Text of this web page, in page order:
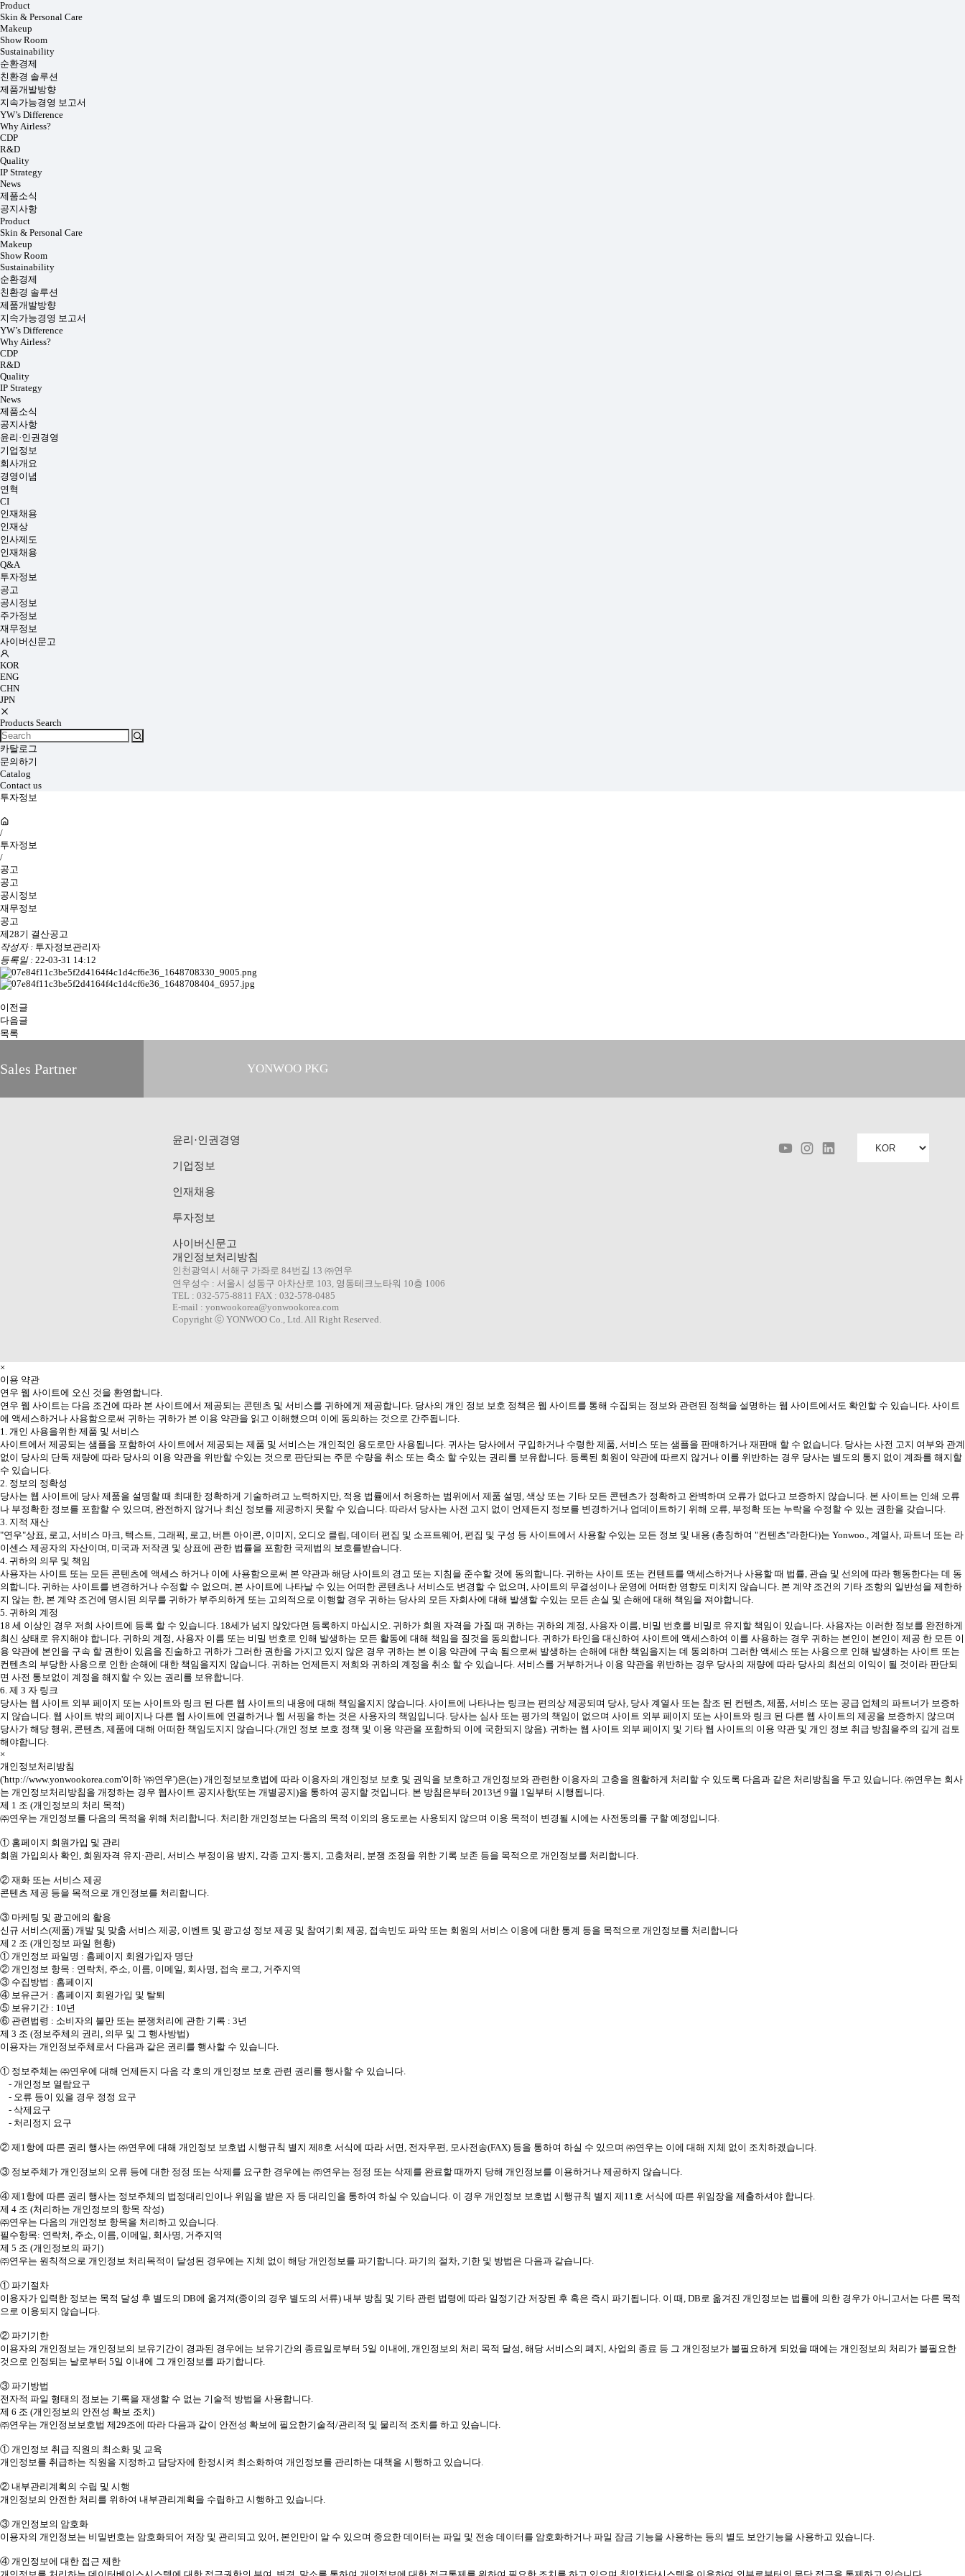
Product
Skin & Personal Care
Makeup
Show Room
Sustainability
순환경제
친환경 솔루션
제품개발방향
지속가능경영 보고서
YW’s Difference
Why Airless?
CDP
R&D
Quality
IP Strategy
News
제품소식
공지사항
Product
Skin & Personal Care
Makeup
Show Room
Sustainability
순환경제
친환경 솔루션
제품개발방향
지속가능경영 보고서
YW’s Difference
Why Airless?
CDP
R&D
Quality
IP Strategy
News
제품소식
공지사항
윤리·인권경영
기업정보
회사개요
경영이념
연혁
CI
인재채용
인재상
인사제도
인재채용
Q&A
투자정보
공고
공시정보
주가정보
재무정보
사이버신문고
KOR
ENG
CHN
JPN
Products Search
카탈로그
문의하기
Catalog
Contact us
투자정보
/
투자정보
/
공고
공고
공시정보
재무정보
공고
제28기 결산공고
작성자 : 투자정보관리자
등록일 : 22-03-31 14:12
이전글
다음글
목록
Sales Partner YONWOO PKG
윤리·인권경영
기업정보
인재채용
투자정보
사이버신문고
개인정보처리방침
인천광역시 서해구 가좌로 84번길 13 ㈜연우
연우성수 : 서울시 성동구 아차산로 103, 영동테크노타워 10층 1006
TEL : 032-575-8811 FAX : 032-578-0485
E-mail : yonwookorea@yonwookorea.com
Copyright ⓒ YONWOO Co., Ltd. All Right Reserved.
×
이용 약관
연우 웹 사이트에 오신 것을 환영합니다.
연우 웹 사이트는 다음 조건에 따라 본 사이트에서 제공되는 콘텐츠 및 서비스를 귀하에게 제공합니다. 당사의 개인 정보 보호 정책은 웹 사이트를 통해 수집되는 정보와 관련된 정책을 설명하는 웹 사이트에서도 확인할 수 있습니다. 사이트
에 액세스하거나 사용함으로써 귀하는 귀하가 본 이용 약관을 읽고 이해했으며 이에 동의하는 것으로 간주됩니다.
1. 개인 사용을위한 제품 및 서비스
사이트에서 제공되는 샘플을 포함하여 사이트에서 제공되는 제품 및 서비스는 개인적인 용도로만 사용됩니다. 귀사는 당사에서 구입하거나 수령한 제품, 서비스 또는 샘플을 판매하거나 재판매 할 수 없습니다. 당사는 사전 고지 여부와 관계
없이 당사의 단독 재량에 따라 당사의 이용 약관을 위반할 수있는 것으로 판단되는 주문 수량을 취소 또는 축소 할 수있는 권리를 보유합니다. 등록된 회원이 약관에 따르지 않거나 이를 위반하는 경우 당사는 별도의 통지 없이 계좌를 해지할
수 있습니다.
2. 정보의 정확성
당사는 웹 사이트에 당사 제품을 설명할 때 최대한 정확하게 기술하려고 노력하지만, 적용 법률에서 허용하는 범위에서 제품 설명, 색상 또는 기타 모든 콘텐츠가 정확하고 완벽하며 오류가 없다고 보증하지 않습니다. 본 사이트는 인쇄 오류
나 부정확한 정보를 포함할 수 있으며, 완전하지 않거나 최신 정보를 제공하지 못할 수 있습니다. 따라서 당사는 사전 고지 없이 언제든지 정보를 변경하거나 업데이트하기 위해 오류, 부정확 또는 누락을 수정할 수 있는 권한을 갖습니다.
3. 지적 재산
"연우"상표, 로고, 서비스 마크, 텍스트, 그래픽, 로고, 버튼 아이콘, 이미지, 오디오 클립, 데이터 편집 및 소프트웨어, 편집 및 구성 등 사이트에서 사용할 수있는 모든 정보 및 내용 (총칭하여 "컨텐츠"라한다)는 Yonwoo., 계열사, 파트너 또는 라
이센스 제공자의 자산이며, 미국과 저작권 및 상표에 관한 법률을 포함한 국제법의 보호를받습니다.
4. 귀하의 의무 및 책임
사용자는 사이트 또는 모든 콘텐츠에 액세스 하거나 이에 사용함으로써 본 약관과 해당 사이트의 경고 또는 지침을 준수할 것에 동의합니다. 귀하는 사이트 또는 컨텐트를 액세스하거나 사용할 때 법률, 관습 및 선의에 따라 행동한다는 데 동
의합니다. 귀하는 사이트를 변경하거나 수정할 수 없으며, 본 사이트에 나타날 수 있는 어떠한 콘텐츠나 서비스도 변경할 수 없으며, 사이트의 무결성이나 운영에 어떠한 영향도 미치지 않습니다. 본 계약 조건의 기타 조항의 일반성을 제한하
지 않는 한, 본 계약 조건에 명시된 의무를 귀하가 부주의하게 또는 고의적으로 이행할 경우 귀하는 당사의 모든 자회사에 대해 발생할 수있는 모든 손실 및 손해에 대해 책임을 져야합니다.
5. 귀하의 계정
18 세 이상인 경우 저희 사이트에 등록 할 수 있습니다. 18세가 넘지 않았다면 등록하지 마십시오. 귀하가 회원 자격을 가질 때 귀하는 귀하의 계정, 사용자 이름, 비밀 번호를 비밀로 유지할 책임이 있습니다. 사용자는 이러한 정보를 완전하게
최신 상태로 유지해야 합니다. 귀하의 계정, 사용자 이름 또는 비밀 번호로 인해 발생하는 모든 활동에 대해 책임을 질것을 동의합니다. 귀하가 타인을 대신하여 사이트에 액세스하여 이를 사용하는 경우 귀하는 본인이 본인이 제공 한 모든 이
용 약관에 본인을 구속 할 권한이 있음을 진술하고 귀하가 그러한 권한을 가지고 있지 않은 경우 귀하는 본 이용 약관에 구속 됨으로써 발생하는 손해에 대한 책임을지는 데 동의하며 그러한 액세스 또는 사용으로 인해 발생하는 사이트 또는
컨텐츠의 부당한 사용으로 인한 손해에 대한 책임을지지 않습니다. 귀하는 언제든지 저희와 귀하의 계정을 취소 할 수 있습니다. 서비스를 거부하거나 이용 약관을 위반하는 경우 당사의 재량에 따라 당사의 최선의 이익이 될 것이라 판단되
면 사전 통보없이 계정을 해지할 수 있는 권리를 보유합니다.
6. 제 3 자 링크
당사는 웹 사이트 외부 페이지 또는 사이트와 링크 된 다른 웹 사이트의 내용에 대해 책임을지지 않습니다. 사이트에 나타나는 링크는 편의상 제공되며 당사, 당사 계열사 또는 참조 된 컨텐츠, 제품, 서비스 또는 공급 업체의 파트너가 보증하
지 않습니다. 웹 사이트 밖의 페이지나 다른 웹 사이트에 연결하거나 웹 서핑을 하는 것은 사용자의 책임입니다. 당사는 심사 또는 평가의 책임이 없으며 사이트 외부 페이지 또는 사이트와 링크 된 다른 웹 사이트의 제공을 보증하지 않으며
당사가 해당 행위, 콘텐츠, 제품에 대해 어떠한 책임도지지 않습니다.(개인 정보 보호 정책 및 이용 약관을 포함하되 이에 국한되지 않음). 귀하는 웹 사이트 외부 페이지 및 기타 웹 사이트의 이용 약관 및 개인 정보 취급 방침을주의 깊게 검토
해야합니다.
×
개인정보처리방침
('http://www.yonwookorea.com'이하 '㈜연우')은(는) 개인정보보호법에 따라 이용자의 개인정보 보호 및 권익을 보호하고 개인정보와 관련한 이용자의 고충을 원활하게 처리할 수 있도록 다음과 같은 처리방침을 두고 있습니다. ㈜연우는 회사
는 개인정보처리방침을 개정하는 경우 웹사이트 공지사항(또는 개별공지)을 통하여 공지할 것입니다. 본 방침은부터 2013년 9월 1일부터 시행됩니다.
제 1 조 (개인정보의 처리 목적)
㈜연우는 개인정보를 다음의 목적을 위해 처리합니다. 처리한 개인정보는 다음의 목적 이외의 용도로는 사용되지 않으며 이용 목적이 변경될 시에는 사전동의를 구할 예정입니다.
① 홈페이지 회원가입 및 관리
회원 가입의사 확인, 회원자격 유지·관리, 서비스 부정이용 방지, 각종 고지·통지, 고충처리, 분쟁 조정을 위한 기록 보존 등을 목적으로 개인정보를 처리합니다.
② 재화 또는 서비스 제공
콘텐츠 제공 등을 목적으로 개인정보를 처리합니다.
③ 마케팅 및 광고에의 활용
신규 서비스(제품) 개발 및 맞춤 서비스 제공, 이벤트 및 광고성 정보 제공 및 참여기회 제공, 접속빈도 파악 또는 회원의 서비스 이용에 대한 통계 등을 목적으로 개인정보를 처리합니다
제 2 조 (개인정보 파일 현황)
① 개인정보 파일명 : 홈페이지 회원가입자 명단
② 개인정보 항목 : 연락처, 주소, 이름, 이메일, 회사명, 접속 로그, 거주지역
③ 수집방법 : 홈페이지
④ 보유근거 : 홈페이지 회원가입 및 탈퇴
⑤ 보유기간 : 10년
⑥ 관련법령 : 소비자의 불만 또는 분쟁처리에 관한 기록 : 3년
제 3 조 (정보주체의 권리, 의무 및 그 행사방법)
이용자는 개인정보주체로서 다음과 같은 권리를 행사할 수 있습니다.
① 정보주체는 ㈜연우에 대해 언제든지 다음 각 호의 개인정보 보호 관련 권리를 행사할 수 있습니다.
- 개인정보 열람요구
- 오류 등이 있을 경우 정정 요구
- 삭제요구
- 처리정지 요구
② 제1항에 따른 권리 행사는 ㈜연우에 대해 개인정보 보호법 시행규칙 별지 제8호 서식에 따라 서면, 전자우편, 모사전송(FAX) 등을 통하여 하실 수 있으며 ㈜연우는 이에 대해 지체 없이 조치하겠습니다.
③ 정보주체가 개인정보의 오류 등에 대한 정정 또는 삭제를 요구한 경우에는 ㈜연우는 정정 또는 삭제를 완료할 때까지 당해 개인정보를 이용하거나 제공하지 않습니다.
④ 제1항에 따른 권리 행사는 정보주체의 법정대리인이나 위임을 받은 자 등 대리인을 통하여 하실 수 있습니다. 이 경우 개인정보 보호법 시행규칙 별지 제11호 서식에 따른 위임장을 제출하셔야 합니다.
제 4 조 (처리하는 개인정보의 항목 작성)
㈜연우는 다음의 개인정보 항목을 처리하고 있습니다.
필수항목: 연락처, 주소, 이름, 이메일, 회사명, 거주지역
제 5 조 (개인정보의 파기)
㈜연우는 원칙적으로 개인정보 처리목적이 달성된 경우에는 지체 없이 해당 개인정보를 파기합니다. 파기의 절차, 기한 및 방법은 다음과 같습니다.
① 파기절차
이용자가 입력한 정보는 목적 달성 후 별도의 DB에 옮겨져(종이의 경우 별도의 서류) 내부 방침 및 기타 관련 법령에 따라 일정기간 저장된 후 혹은 즉시 파기됩니다. 이 때, DB로 옮겨진 개인정보는 법률에 의한 경우가 아니고서는 다른 목적
으로 이용되지 않습니다.
② 파기기한
이용자의 개인정보는 개인정보의 보유기간이 경과된 경우에는 보유기간의 종료일로부터 5일 이내에, 개인정보의 처리 목적 달성, 해당 서비스의 폐지, 사업의 종료 등 그 개인정보가 불필요하게 되었을 때에는 개인정보의 처리가 불필요한
것으로 인정되는 날로부터 5일 이내에 그 개인정보를 파기합니다.
③ 파기방법
전자적 파일 형태의 정보는 기록을 재생할 수 없는 기술적 방법을 사용합니다.
제 6 조 (개인정보의 안전성 확보 조치)
㈜연우는 개인정보보호법 제29조에 따라 다음과 같이 안전성 확보에 필요한기술적/관리적 및 물리적 조치를 하고 있습니다.
① 개인정보 취급 직원의 최소화 및 교육
개인정보를 취급하는 직원을 지정하고 담당자에 한정시켜 최소화하여 개인정보를 관리하는 대책을 시행하고 있습니다.
② 내부관리계획의 수립 및 시행
개인정보의 안전한 처리를 위하여 내부관리계획을 수립하고 시행하고 있습니다.
③ 개인정보의 암호화
이용자의 개인정보는 비밀번호는 암호화되어 저장 및 관리되고 있어, 본인만이 알 수 있으며 중요한 데이터는 파일 및 전송 데이터를 암호화하거나 파일 잠금 기능을 사용하는 등의 별도 보안기능을 사용하고 있습니다.
④ 개인정보에 대한 접근 제한